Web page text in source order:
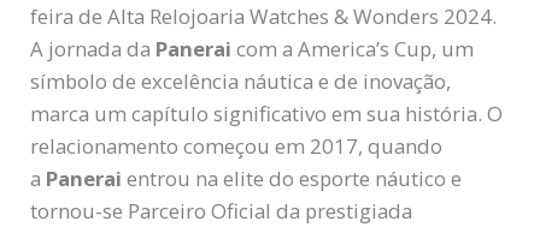
feira de Alta Relojoaria Watches & Wonders 2024.
A jornada da Panerai com a America’s Cup, um
símbolo de excelência náutica e de inovação,
marca um capítulo significativo em sua história. O
relacionamento começou em 2017, quando
a Panerai entrou na elite do esporte náutico e
tornou-se Parceiro Oficial da prestigiada